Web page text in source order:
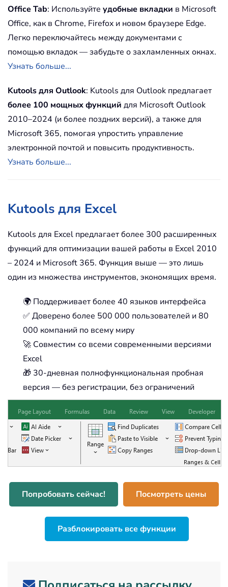
Office Tab: Используйте удобные вкладки в Microsoft
Office, как в Chrome, Firefox и новом браузере Edge.
Легко переключайтесь между документами с
помощью вкладок — забудьте о захламленных окнах.
Узнать больше...
Kutools для Outlook: Kutools для Outlook предлагает
более 100 мощных функций для Microsoft Outlook
2010–2024 (и более поздних версий), а также для
Microsoft 365, помогая упростить управление
электронной почтой и повысить продуктивность.
Узнать больше...
Kutools для Excel
Kutools для Excel предлагает более 300 расширенных
функций для оптимизации вашей работы в Excel 2010
– 2024 и Microsoft 365. Функция выше — это лишь
один из множества инструментов, экономящих время.
🌍 Поддерживает более 40 языков интерфейса
✅ Доверено более 500 000 пользователей и 80
000 компаний по всему миру
🚀 Совместим со всеми современными версиями
Excel
🎁 30-дневная полнофункциональная пробная
версия — без регистрации, без ограничений
Попробовать сейчас! Посмотреть цены
Разблокировать все функции